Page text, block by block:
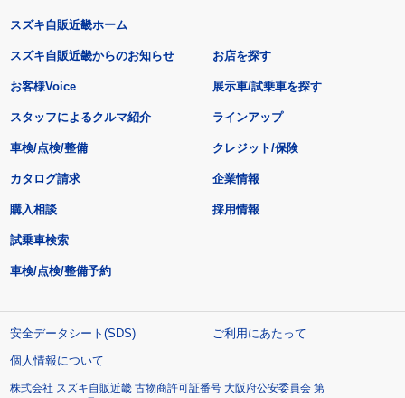
スズキ自販近畿ホーム
スズキ自販近畿からのお知らせ
お客様Voice
スタッフによるクルマ紹介
お店を探す
展示車/試乗車を探す
ラインアップ
車検/点検/整備 クレジット/保険
カタログ請求
購入相談
試乗車検索
車検/点検/整備予約
企業情報
採用情報
安全データシート(SDS)
ご利用にあたって
個人情報について
株式会社 スズキ自販近畿 古物商許可証番号 大阪府公安委員会 第